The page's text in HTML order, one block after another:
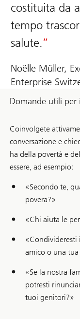
costituita da
tempo
salute.
Noëlle Müller,
Enterprise
Domande utili
Coinvolgete
conversazione e
ha della povertà e
essere, ad esempio:
«Secondo te,
povera?»
«Chi aiuta le
amico o una
«Se la nostra
potresti
tuoi genitori?»